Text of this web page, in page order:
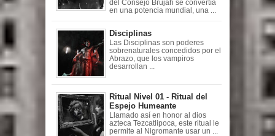
del Consejo Brujah se convertía
en una potencia mundial, una ...
Disciplinas
Las Disciplinas son poderes
sobrenaturales concedidos por el
Abrazo, que los vampiros
desarrollan ...
Ritual Nivel 01 - Ritual del
Espejo Humeante
Llamado así en honor al dios
azteca Tezcatlipoca, este ritual le
permite al Nigromante usar un ...